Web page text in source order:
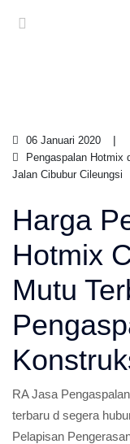
06 Januari 2020
Pengaspalan Hotmix
Jalan Cibubur Cileungsi
Harga
Hotmix
Mutu
RA Jasa
terbaru d segera
Pelapisan